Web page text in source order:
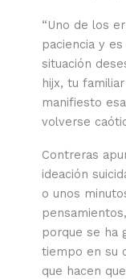
“Uno de los
paciencia y
situación
hijx, tu
manifiesto
volverse
Contreras
ideación
o unos
porque se ha
tiempo en su
que hacen